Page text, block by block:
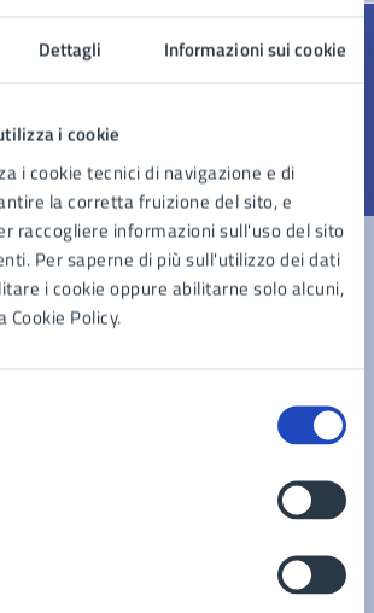
Dettagli Informazioni sui cookie
i cookie
i cookie tecnici di navigazione e di
la corretta fruizione del sito, e
raccogliere informazioni sull'uso del sito
Per saperne di più sull'utilizzo dei dati
i cookie oppure abilitarne solo alcuni,
Policy.
chiare le informazioni su questa
5 stelle su 5
4 stelle su 5
stelle su 5
su 5
5